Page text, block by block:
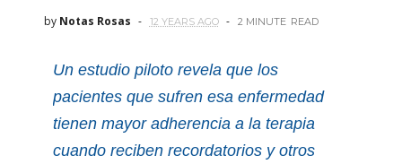
by Notas Rosas 12 YEARS AGO 2 MINUTE READ
Un estudio piloto revela que los
pacientes que sufren esa enfermedad
tienen mayor adherencia a la terapia
cuando reciben recordatorios y otros